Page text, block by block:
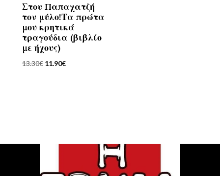
Στου Παπαχατζή
τον μύλο!Τα πρώτα
μου κρητικά
τραγούδια (βιβλίο
με ήχους)
13.30€ Original
11.90€Η